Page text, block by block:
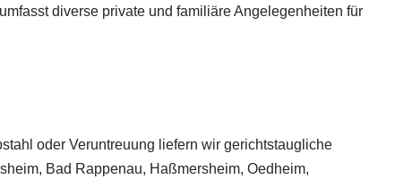
diverse private und familiäre Angelegenheiten für
oder Veruntreuung liefern wir gerichtstaugliche
Bad Rappenau, Haßmersheim, Oedheim,